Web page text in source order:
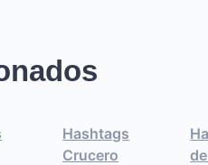
Hashtags
Crucero